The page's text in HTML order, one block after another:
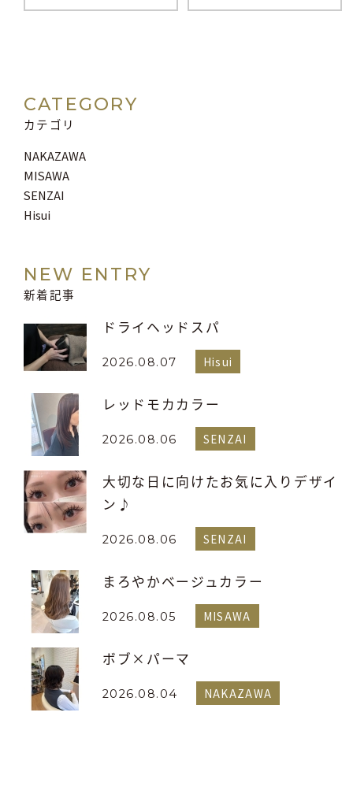
CATEGORY
カテゴリ
NAKAZAWA
MISAWA
SENZAI
Hisui
NEW ENTRY
新着記事
ドライヘッドスパ
2026.08.07 Hisui
レッドモカカラー
2026.08.06 SENZAI
大切な日に向けたお気に入りデザイ
ン♪
2026.08.06 SENZAI
まろやかベージュカラー
2026.08.05 MISAWA
ボブ×パーマ
2026.08.04 NAKAZAWA